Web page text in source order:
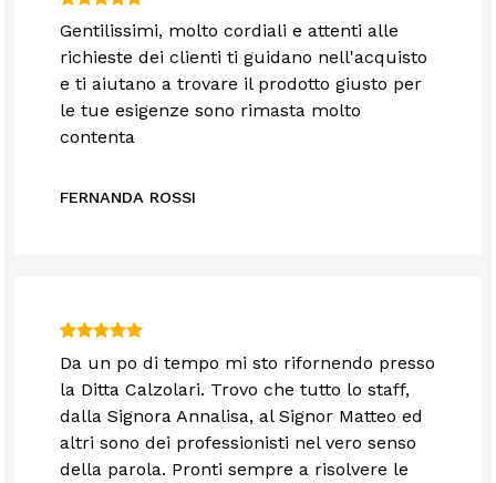
Gentilissimi, molto cordiali e attenti alle
richieste dei clienti ti guidano nell'acquisto
e ti aiutano a trovare il prodotto giusto per
le tue esigenze sono rimasta molto
contenta
FERNANDA ROSSI
Da un po di tempo mi sto rifornendo presso
la Ditta Calzolari. Trovo che tutto lo staff,
dalla Signora Annalisa, al Signor Matteo ed
altri sono dei professionisti nel vero senso
della parola. Pronti sempre a risolvere le